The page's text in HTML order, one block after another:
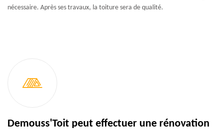
nécessaire. Après ses travaux, la toiture sera de qualité.
Demouss'Toit peut effectuer une rénovation